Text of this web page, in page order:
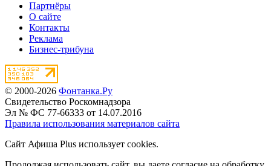
Партнёры
О сайте
Контакты
Реклама
Бизнес-трибуна
© 2000-2026 Фонтанка.Ру
Свидетельство Роскомнадзора
Эл № ФС 77-66333 от 14.07.2016
Правила использования материалов сайта
Сайт Афиша Plus использует cookies.